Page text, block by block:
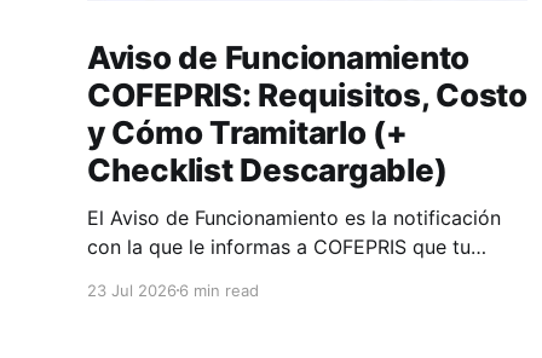
Aviso de Funcionamiento
COFEPRIS: Requisitos, Costo
y Cómo Tramitarlo (+
Checklist Descargable)
El Aviso de Funcionamiento es la notificación
con la que le informas a COFEPRIS que tu
operar.
23 Jul 2026 6 min read